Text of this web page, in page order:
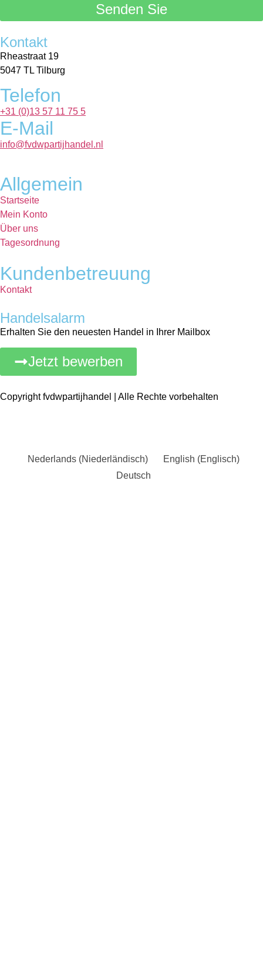
Senden Sie
Kontakt
Rheastraat 19
5047 TL Tilburg
Telefon
+31 (0)13 57 11 75 5
E-Mail
info@fvdwpartijhandel.nl
Allgemein
Startseite
Mein Konto
Über uns
Tagesordnung
Kundenbetreuung
Kontakt
Handelsalarm
Erhalten Sie den neuesten Handel in Ihrer Mailbox
Jetzt bewerben
Copyright fvdwpartijhandel | Alle Rechte vorbehalten
Nederlands(Niederländisch) English (Englisch)
Deutsch